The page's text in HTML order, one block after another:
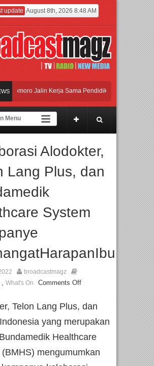
update August 8th, 2026 8:48 AM
Jalin Kerja Sama Pendidikan dan Riset untuk
Mainan dan Produk Bayi dari Seluruh Dunia,
Jalin Kerja Sama Pendidikan dan Riset untuk
Alodokter,
Lang Plus, dan
System
broadcastmagz
, What's On Comments Off
Telon Lang Plus, dan
yang merupakan
Healthcare
mengumumkan